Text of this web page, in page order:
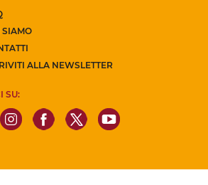
SIAMO
ALLA NEWSLETTER
SU: